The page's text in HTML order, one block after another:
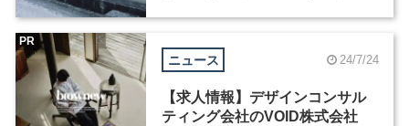
ニュース 24/7/24
【求人情報】デザインコンサル
ティング会社のVOID株式会社
PR